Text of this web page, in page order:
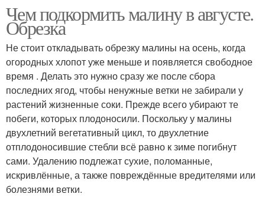
Чем подкормить малину в августе.
Обрезка
Не стоит откладывать обрезку малины на осень, когда
огородных хлопот уже меньше и появляется свободное
время . Делать это нужно сразу же после сбора
последних ягод, чтобы ненужные ветки не забирали у
растений жизненные соки. Прежде всего убирают те
побеги, которых плодоносили. Поскольку у малины
двухлетний вегетативный цикл, то двухлетние
отплодоносившие стебли всё равно к зиме погибнут
сами. Удалению подлежат сухие, поломанные,
искривлённые, а также повреждённые вредителями или
болезнями ветки.